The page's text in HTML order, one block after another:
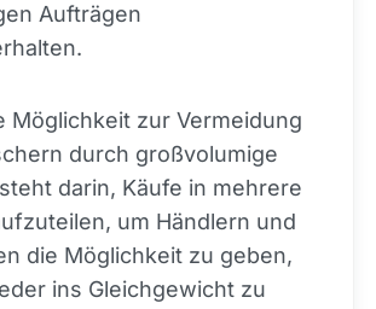
Aufträgen
Möglichkeit zur Vermeidung
durch großvolumige
darin, Käufe in mehrere
um Händlern und
die Möglichkeit zu geben,
ins Gleichgewicht zu